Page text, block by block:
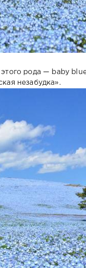
рода — baby
незабудка».